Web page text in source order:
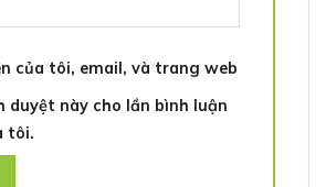
của tôi, email, và trang web
duyệt này cho lần bình luận
tôi.